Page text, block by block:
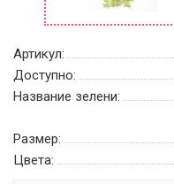
Артикул:
Доступно:
Название зелени:
Размер:
Цвета: